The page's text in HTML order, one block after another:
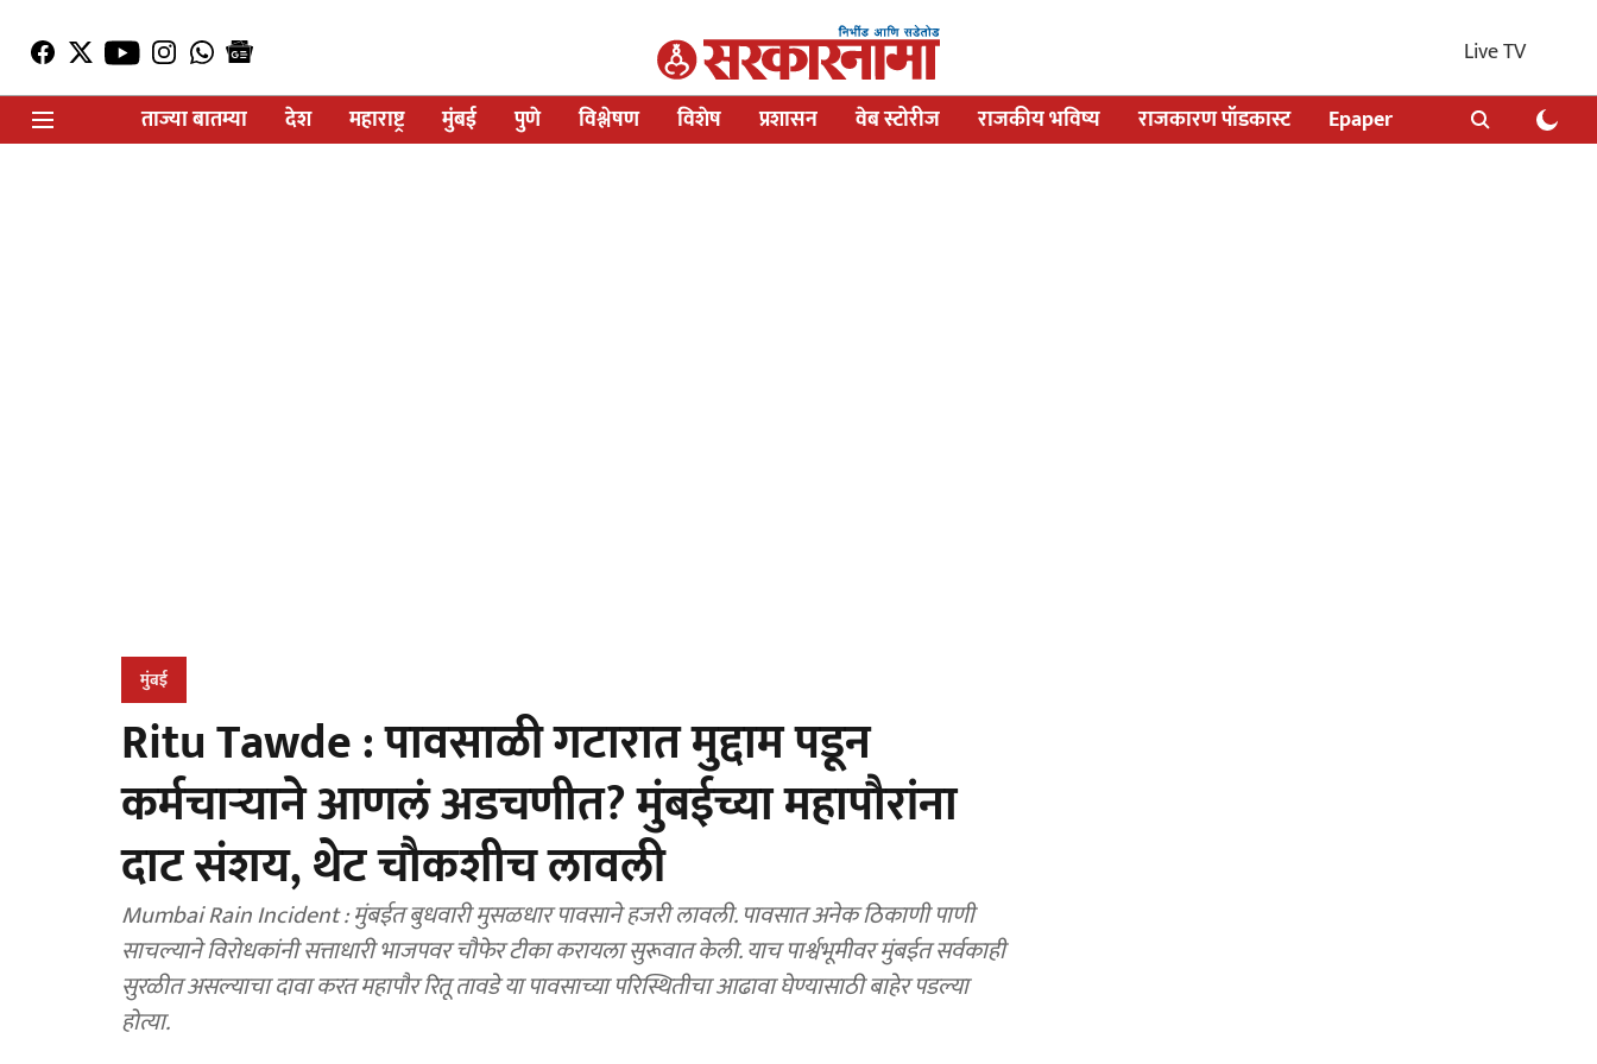
Live TV
ताज्या बातम्या
देश महाराष्ट्र मुंबई पुणे विश्लेषण विशेष प्रशासन वेब स्टोरीज राजकीय भविष्य राजकारण पॉडकास्ट Epaper
मुंबई
Ritu Tawde : पावसाळी गटारात मुद्दाम पडून
कर्मचाऱ्याने आणलं अडचणीत? मुंबईच्या महापौरांना
दाट संशय, थेट चौकशीच लावली
Mumbai Rain Incident : मुंबईत बुधवारी मुसळधार पावसाने हजरी लावली. पावसात अनेक ठिकाणी पाणी
साचल्याने विरोधकांनी सत्ताधारी भाजपवर चौफेर टीका करायला सुरूवात केली. याच पार्श्वभूमीवर मुंबईत सर्वकाही
सुरळीत असल्याचा दावा करत महापौर रितू तावडे या पावसाच्या परिस्थितीचा आढावा घेण्यासाठी बाहेर पडल्या
होत्या.